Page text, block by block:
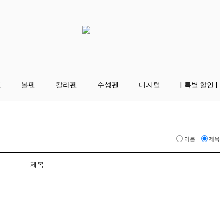
볼펜 칼라펜 수성펜 디지털 [ 특별 할인 ]
이름 제목
제목